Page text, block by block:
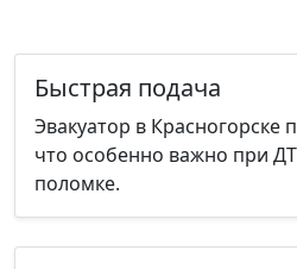
Быстрая подача
Эвакуатор в Красногорске
что особенно важно при
поломке.